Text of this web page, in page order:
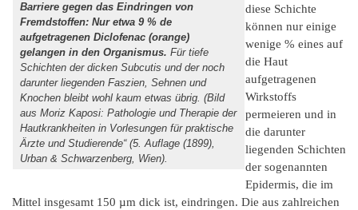
Barriere gegen das Eindringen von
Fremdstoffen: Nur etwa 9 % de
aufgetragenen Diclofenac (orange)
gelangen in den Organismus. Für tiefe
Schichten der dicken Subcutis und der noch
darunter liegenden Faszien, Sehnen und
Knochen bleibt wohl kaum etwas übrig. (Bild
aus Moriz Kaposi: Pathologie und Therapie der
Hautkrankheiten in Vorlesungen für praktische
Ärzte und Studierende“ (5. Auflage (1899),
Urban & Schwarzenberg, Wien).
diese Schichte
können nur einige
wenige % eines auf
die Haut
aufgetragenen
Wirkstoffs
permeieren und in
die darunter
liegenden Schichten
der sogenannten
Epidermis, die im
Mittel insgesamt 150 µm dick ist, eindringen. Die aus zahlreichen